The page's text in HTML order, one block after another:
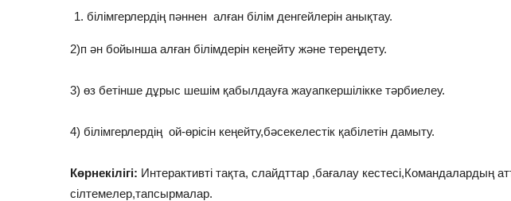
білімгерлердің пәннен алған білім денгейлерін анықтау.
2)п ән бойынша алған білімдерін кеңейту және тереңдету.
3) өз бетінше дұрыс шешім қабылдауға жауапкершілікке тәрбиелеу.
4) білімгерлердің ой-өрісін кеңейту,бәсекелестік қабілетін дамыту.
Көрнекілігі: Интерактивті тақта, слайдттар ,бағалау кестесі,Командалардың
сілтемелер,тапсырмалар.